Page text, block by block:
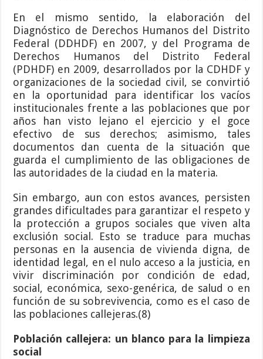
En el mismo sentido, la elaboración del
Diagnóstico de Derechos Humanos del Distrito
Federal (DDHDF) en 2007, y del Programa de
Derechos Humanos del Distrito Federal
(PDHDF) en 2009, desarrollados por la CDHDF y
organizaciones de la sociedad civil, se convirtió
en la oportunidad para identificar los vacíos
institucionales frente a las poblaciones que por
años han visto lejano el ejercicio y el goce
efectivo de sus derechos; asimismo, tales
documentos dan cuenta de la situación que
guarda el cumplimiento de las obligaciones de
las autoridades de la ciudad en la materia.
Sin embargo, aun con estos avances, persisten
grandes dificultades para garantizar el respeto y
la protección a grupos sociales que viven alta
exclusión social. Esto se traduce para muchas
personas en la ausencia de vivienda digna, de
identidad legal, en el nulo acceso a la justicia, en
vivir discriminación por condición de edad,
social, económica, sexo-genérica, de salud o en
función de su sobrevivencia, como es el caso de
las poblaciones callejeras.(8)
Población callejera: un blanco para la limpieza
social